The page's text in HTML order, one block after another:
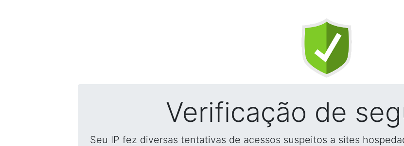
Verificação de
Seu IP fez diversas tentativas de acessos suspeitos a sites